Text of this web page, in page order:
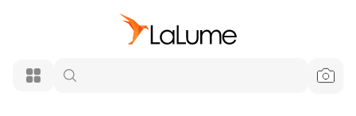
PLANETARY D30+40 от ImperiumLoft